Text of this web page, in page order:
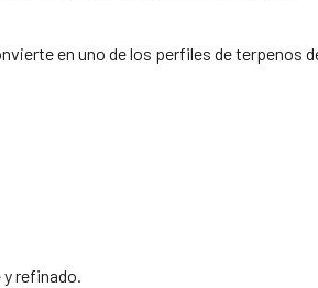
en uno de los perfiles de terpenos
refinado.